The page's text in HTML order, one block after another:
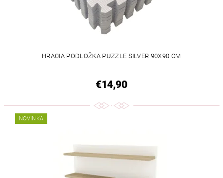
HRACIA PODLOŽKA PUZZLE SILVER 90X90 CM
€14,90
NOVINKA